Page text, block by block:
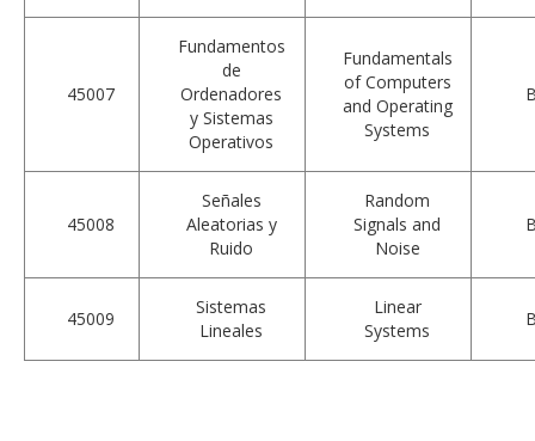
45007
Fundamentos
de
Ordenadores
y Sistemas
Operativos
Fundamentals
of Computers
and Operating
Systems
45008
Señales
Aleatorias y
Ruido
Random
Signals and
Noise
45009
Sistemas
Lineales
Linear
Systems